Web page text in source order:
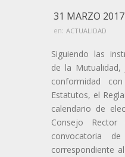
31 MARZO 2017
en: ACTUALIDAD
Siguiendo las
de la
conformidad
Estatutos, el
calendario de
Consejo
convocatoria
correspondiente